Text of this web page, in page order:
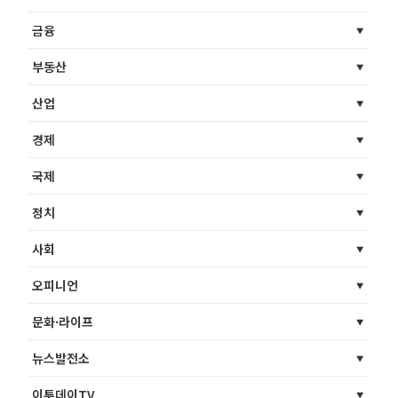
금융
부동산
산업
경제
국제
정치
사회
오피니언
문화·라이프
뉴스발전소
이투데이TV